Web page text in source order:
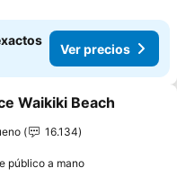
Ver precios
a favoritos
Waikiki Beach
16.134
público a mano